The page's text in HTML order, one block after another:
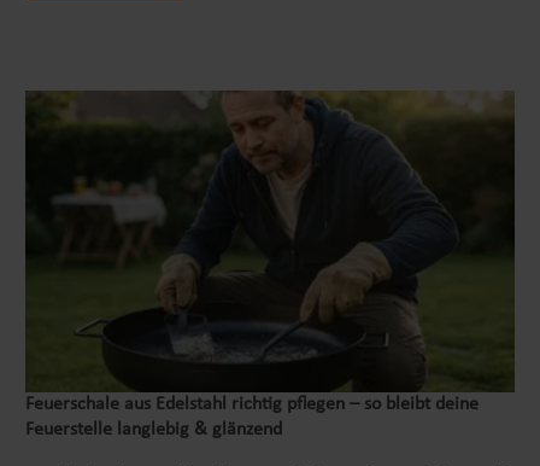
Feuerschale aus Edelstahl richtig pflegen – so bleibt deine
Feuerstelle langlebig & glänzend